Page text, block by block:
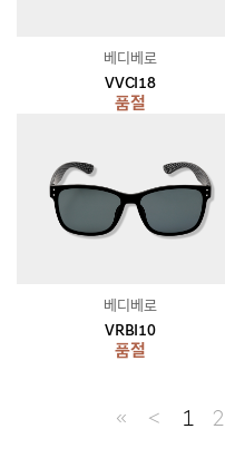
VVCI18
품절
베디베로
VRBI10
품절
베디베로
≪ ＜ 1 2